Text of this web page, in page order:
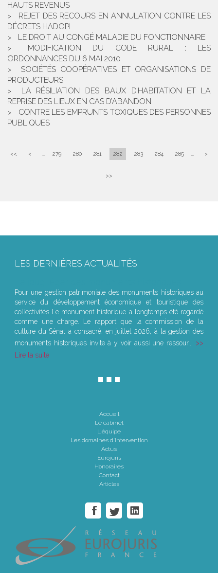
HAUTS REVENUS
REJET DES RECOURS EN ANNULATION CONTRE LES
DÉCRETS HADOPI
LE DROIT AU CONGÉ MALADIE DU FONCTIONNAIRE
MODIFICATION DU CODE RURAL : LES
ORDONNANCES DU 6 MAI 2010
SOCIÉTÉS COOPÉRATIVES ET ORGANISATIONS DE
PRODUCTEURS
LA RÉSILIATION DES BAUX D’HABITATION ET LA
REPRISE DES LIEUX EN CAS D’ABANDON
CONTRE LES EMPRUNTS TOXIQUES DES PERSONNES
PUBLIQUES
<< < ... 279 280 281 282 283 284 285 ... >
>>
LES DERNIÈRES ACTUALITÉS
Pour une gestion patrimoniale des monuments historiques au
service du développement économique et touristique des
collectivités Le monument historique a longtemps été regardé
comme une charge. Le rapport que la commission de la
culture du Sénat a consacré, en juillet 2026, à la gestion des
monuments historiques invite à y voir aussi une ressour...
Lire la suite
Accueil
Le cabinet
L'équipe
Les domaines d'intervention
Actus
Eurojuris
Honoraires
Contact
Articles